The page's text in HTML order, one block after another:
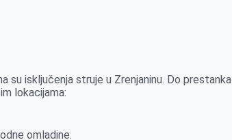
su isključenja struje u Zrenjaninu. Do prestanka
lokacijama:
omladine.